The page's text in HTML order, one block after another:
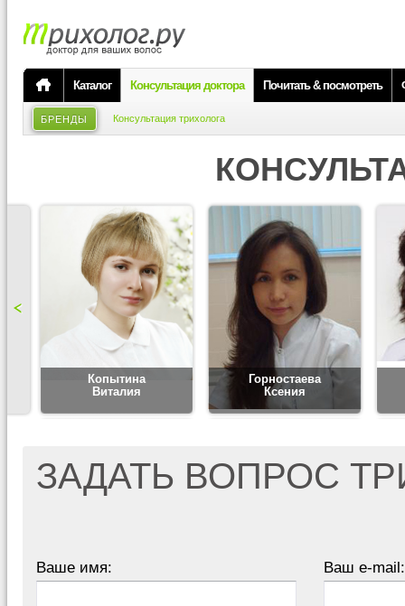
Каталог Консультация доктора Почитать & посмотреть
БРЕНДЫ Консультация трихолога
Копытина
Виталия
Горностаева
Ксения
ЗАДАТЬ ВОПРОС
Ваше имя: Ваш e-mail: